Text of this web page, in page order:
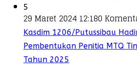
5
29 Maret 2024 12:180
Kasdim 1206/Putussibau
Pembentukan Penitia MTQ
Tahun 2025